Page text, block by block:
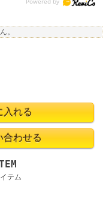
。
テム